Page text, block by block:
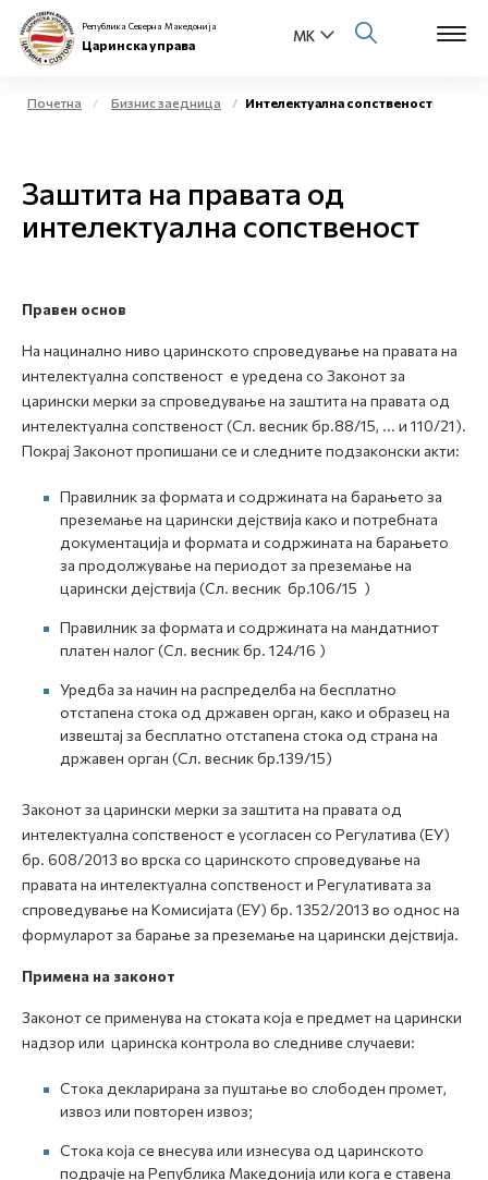
Е-Царина
Open
Медиа центар
Контакт
Република Северна Македонија
Царинска управа
Почетна Бизнис заедница Интелектуална сопственост
Заштита на правата од
интелектуална сопственост
Правен основ
На нацинално ниво царинското спроведување на правата на
интелектуална сопственост е уредена со Законот за
царински мерки за спроведување на заштита на правата од
интелектуална сопственост (Сл. весник бр.88/15, ... и 110/21).
Покрај Законот пропишани се и следните подзаконски акти:
Правилник за формата и содржината на барањето за
преземање на царински дејствија како и потребната
документација и формата и содржината на барањето
за продолжување на периодот за преземање на
царински дејствија (Сл. весник бр.106/15 )
Правилник за формата и содржината на мандатниот
платен налог (Сл. весник бр. 124/16 )
Уредба за начин на распределба на бесплатно
отстапeна стока од државен орган, како и образец на
извештај за бесплатно отстапена стока од страна на
државен орган (Сл. весник бр.139/15)
Законот за царински мерки за заштита на правата од
интелектуална сопственост е усогласен со Регулатива (ЕУ)
бр. 608/2013 во врска со царинското спроведување на
правата на интелектуална сопственост и Регулативата за
спроведување на Комисијата (ЕУ) бр. 1352/2013 во однос на
формуларот за барање за преземање на царински дејствија.
Примена на законот
Законот се применува на стоката која е предмет на царински
надзор или царинска контрола во следниве случаеви:
Стока декларирана за пуштање во слободен промет,
извоз или повторен извоз;
Стока која се внесува или изнесува од царинското
подрачје на Република Македонија или кога е ставена